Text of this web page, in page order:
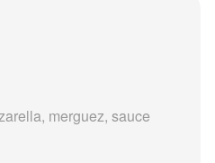
merguez, sauce